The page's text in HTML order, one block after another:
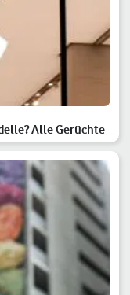
Alle Gerüchte